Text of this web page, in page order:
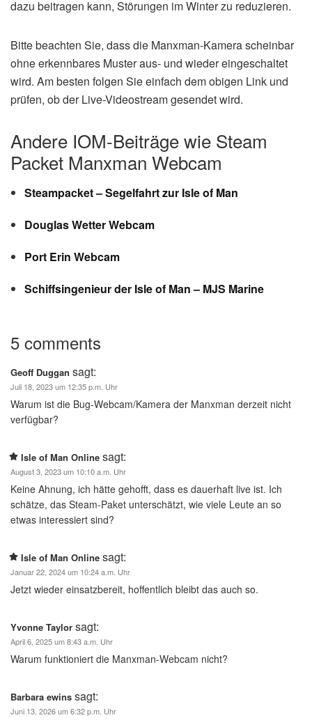
dazu beitragen kann, Störungen im Winter zu reduzieren.
Bitte beachten Sie, dass die Manxman-Kamera scheinbar
ohne erkennbares Muster aus- und wieder eingeschaltet
wird. Am besten folgen Sie einfach dem obigen Link und
prüfen, ob der Live-Videostream gesendet wird.
Andere IOM-Beiträge wie Steam
Packet Manxman Webcam
Steampacket – Segelfahrt zur Isle of Man
Douglas Wetter Webcam
Port Erin Webcam
Schiffsingenieur der Isle of Man – MJS Marine
5 comments
Geoff Duggan sagt:
Juli 18, 2023 um 12:35 p.m. Uhr
Warum ist die Bug-Webcam/Kamera der Manxman derzeit nicht
verfügbar?
Isle of Man Online sagt:
August 3, 2023 um 10:10 a.m. Uhr
Keine Ahnung, ich hätte gehofft, dass es dauerhaft live ist. Ich
schätze, das Steam-Paket unterschätzt, wie viele Leute an so
etwas interessiert sind?
Isle of Man Online sagt:
Januar 22, 2024 um 10:24 a.m. Uhr
Jetzt wieder einsatzbereit, hoffentlich bleibt das auch so.
Yvonne Taylor sagt:
April 6, 2025 um 8:43 a.m. Uhr
Warum funktioniert die Manxman-Webcam nicht?
Barbara ewins sagt:
Juni 13, 2026 um 6:32 p.m. Uhr